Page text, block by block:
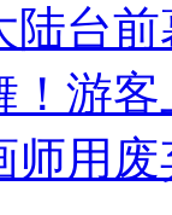
台
游客
师用